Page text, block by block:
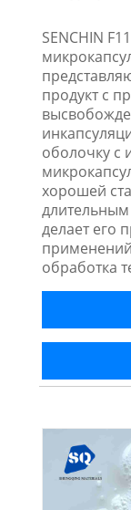
SENCHIN
продукт с
оболочку с
хорошей
делает его
обработка